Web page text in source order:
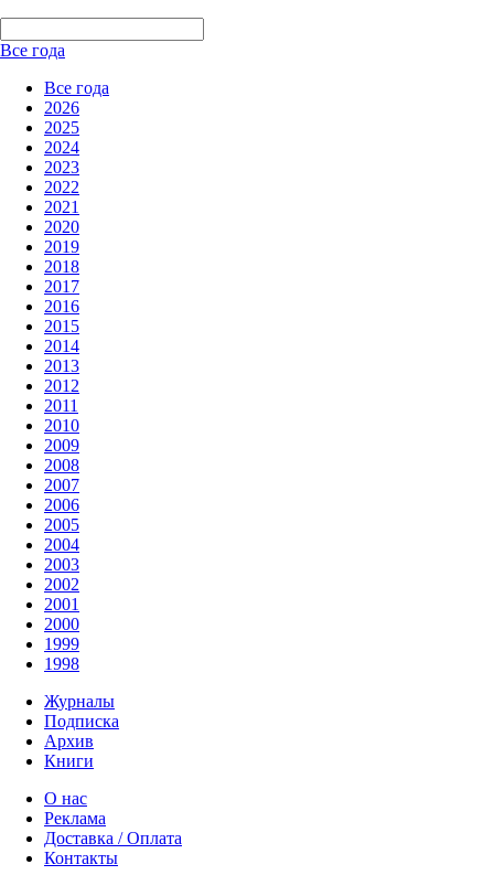
Все года
Все года
2026
2025
2024
2023
2022
2021
2020
2019
2018
2017
2016
2015
2014
2013
2012
2011
2010
2009
2008
2007
2006
2005
2004
2003
2002
2001
2000
1999
1998
Журналы
Подписка
Архив
Книги
О нас
Реклама
Доставка / Оплата
Контакты